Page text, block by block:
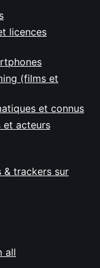
licences
(films et
et connus
et acteurs
& trackers sur
all